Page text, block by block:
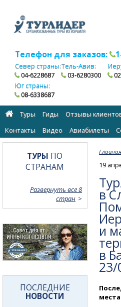
Телефон для заказов:
Север страны:
04-6228687
Тель-Авив:
03-6280300
Юг страны:
08-6338687
Туры Гиды Отзывы
Контакты
Видео Авиабилеты
Главная
19
в
и
в
места
ТУРЫ ПО
СТРАНАМ
Развернуть все 8
стран
ПОСЛЕДНИЕ
НОВОСТИ